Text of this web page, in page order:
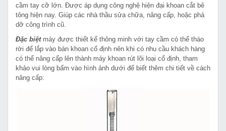
cầm tay cỡ lớn. Được áp dụng công nghệ hiện đại khoan cắt bê
tông hiện nay. Giúp các nhà thầu sửa chữa, nâng cấp, hoặc phá
dỡ công trình cũ.
Đặc biệtmáy được thiết kế thông minh với tay cầm có thể tháo
rời để lắp vào bàn khoan cố định nên khi có nhu cầu khách hàng
có thể nâng cấp lên thành máy khoan rút lõi loại cố định, tham
khảo vui lòng bấm vào hình ảnh dưới để biết thêm chi tiết về cách
nâng cấp: